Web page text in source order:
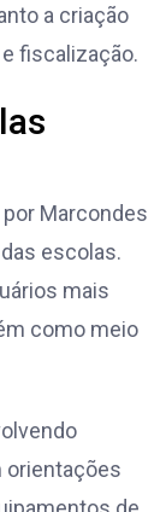
a criação
fiscalização.
Marcondes
escolas.
mais
como meio
orientações